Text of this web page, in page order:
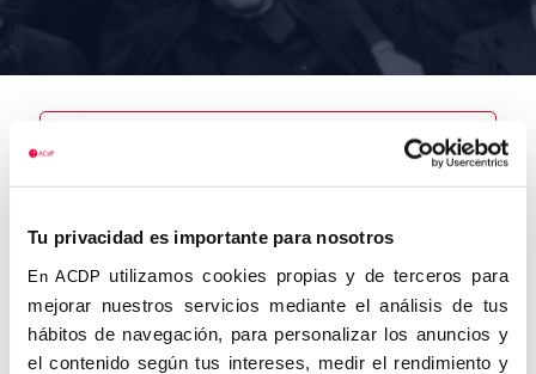
Tu privacidad es importante para nosotros
En ACDP utilizamos cookies propias y de terceros para
mejorar nuestros servicios mediante el análisis de tus
hábitos de navegación, para personalizar los anuncios y
el contenido según tus intereses, medir el rendimiento y
Moro
Rodríguez,
Amador